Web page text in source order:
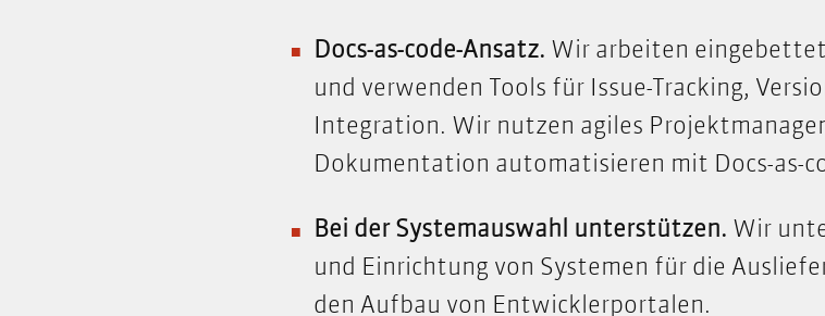
Docs-as-code-Ansatz. Wir arbeiten
und verwenden Tools für Issue-Tracking,
Integration. Wir nutzen agiles
Dokumentation automatisieren mit Docs-as-
Bei der Systemauswahl unterstützen. Wir
und Einrichtung von Systemen für die
den Aufbau von Entwicklerportalen.